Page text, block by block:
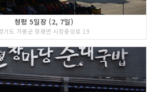
청평 5일장 (2, 7일)
기도 가평군 청평면 시장중앙로 19